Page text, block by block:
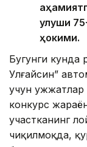
улуши
ҳокими.
Бугунги кунда
Улғайсин”
учун
конкурс
участканинг
чиқилмоқда,